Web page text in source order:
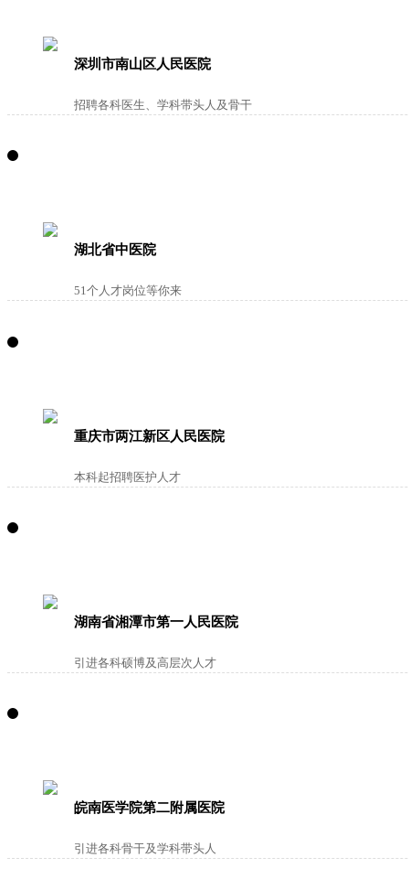
深圳市南山区人民医院
招聘各科医生、学科带头人及骨干
湖北省中医院
51个人才岗位等你来
重庆市两江新区人民医院
本科起招聘医护人才
湖南省湘潭市第一人民医院
引进各科硕博及高层次人才
皖南医学院第二附属医院
引进各科骨干及学科带头人